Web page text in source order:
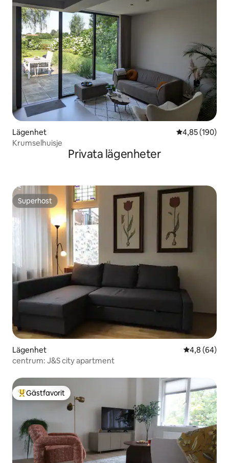
Lägenhet 4,85 av 5 i
4,85 (190)
Krumselhuisje
Privata lägenheter
Superhost
Superhost
Lägenhet 4,8 av 5 i
4,8 (64)
centrum: J&S city apartment
Populär gästfavorit
Gästfavorit